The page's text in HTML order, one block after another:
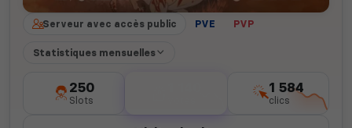
Serveur avec accès public PVE PVP
Statistiques mensuelles
250
Slots
1 584
clics